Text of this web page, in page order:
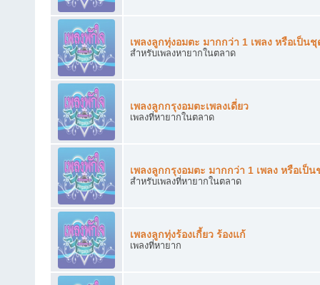
เพลงลูกทุ่งอมตะ มากกว่า 1 เพลง หรือเป็นชุ
สำหรับเพลงหายากในตลาด
เพลงลูกกรุงอมตะเพลงเดี่ยว
เพลงที่หายากในตลาด
เพลงลูกกรุงอมตะ มากกว่า 1 เพลง หรือเป็น
สำหรับเพลงที่หายากในตลาด
เพลงลูกทุ่งร้องเกี้ยว ร้องแก้
เพลงที่หายาก